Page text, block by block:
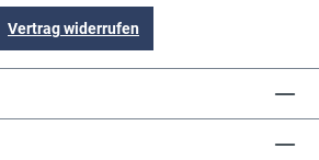
Vertrag widerrufen